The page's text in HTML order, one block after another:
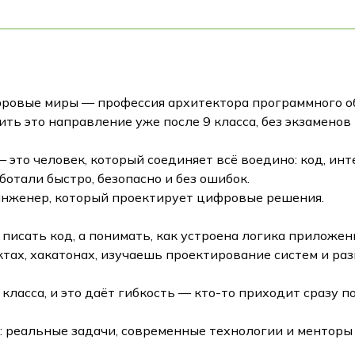
миры — профессия архитектора программного
это направление уже после 9 класса, без экзаменов
человек, который соединяет всё воедино: код,
быстро, безопасно и без ошибок.
который проектирует цифровые решения.
код, а понимать, как устроена логика
хакатонах, изучаешь проектирование систем и
и это даёт гибкость — кто-то приходит сразу
реальные задачи, современные технологии и